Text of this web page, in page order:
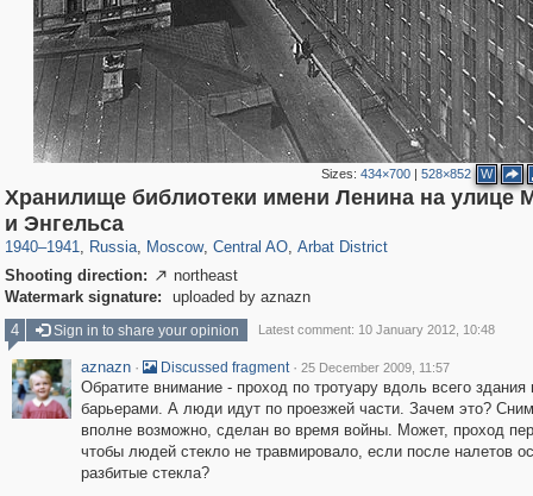
Sizes:434×700 |528×852 W
Хранилище библиотеки имени Ленина на улице
и Энгельса
1940–1941, Russia
1,406,296
, Moscow
319,780
, Central AO, Arbat District
Shooting direction:  northeast
Watermark signature:
uploaded by aznazn
4
Sign in to share your opinion Latest comment: 10 January 2012, 10:48
aznazn · Discussed fragment · 25 December 2009, 11:57
Обратите внимание - проход по тротуару вдоль всего здания
барьерами. А люди идут по проезжей части. Зачем это?
вполне возможно, сделан во время войны. Может, проход
чтобы людей стекло не травмировало, если после налетов
разбитые стекла?